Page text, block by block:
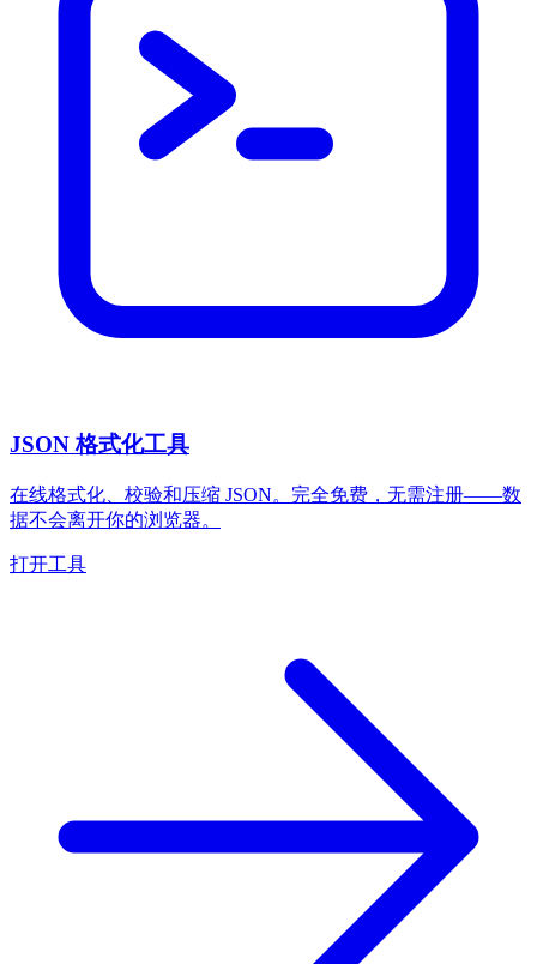
JSON 格式化工具
在线格式化、校验和压缩 JSON。完全免费，无需注册——数
据不会离开你的浏览器。
打开工具